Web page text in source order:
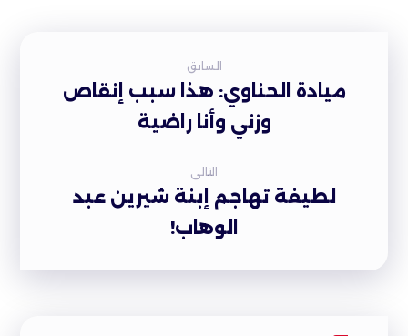
السابق
ميادة الحناوي: هذا سبب إنقاص
وزني وأنا راضية
التالى
لطيفة تهاجم إبنة شيرين عبد
الوهاب!‎